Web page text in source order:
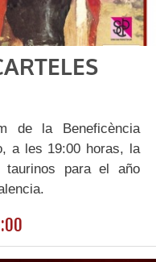
de la Beneficència
a les 19:00 horas, la
taurinos para el año